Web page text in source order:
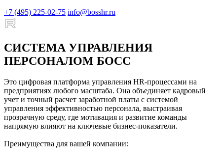
+7 (495) 225-02-75 info@bosshr.ru
СИСТЕМА УПРАВЛЕНИЯ
ПЕРСОНАЛОМ БОСС
Это цифровая платформа управления HR-процессами на
предприятиях любого масштаба. Она объединяет кадровый
учет и точный расчет заработной платы с системой
управления эффективностью персонала, выстраивая
прозрачную среду, где мотивация и развитие команды
напрямую влияют на ключевые бизнес-показатели.
Преимущества для вашей компании: